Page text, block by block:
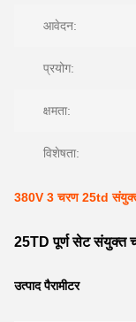
आवेदन:
प्रयोग:
क्षमता:
विशेषता:
380V 3 चरण 25td संयुक्त
25TD पूर्ण सेट संयुक्त
उत्पाद पैरामीटर